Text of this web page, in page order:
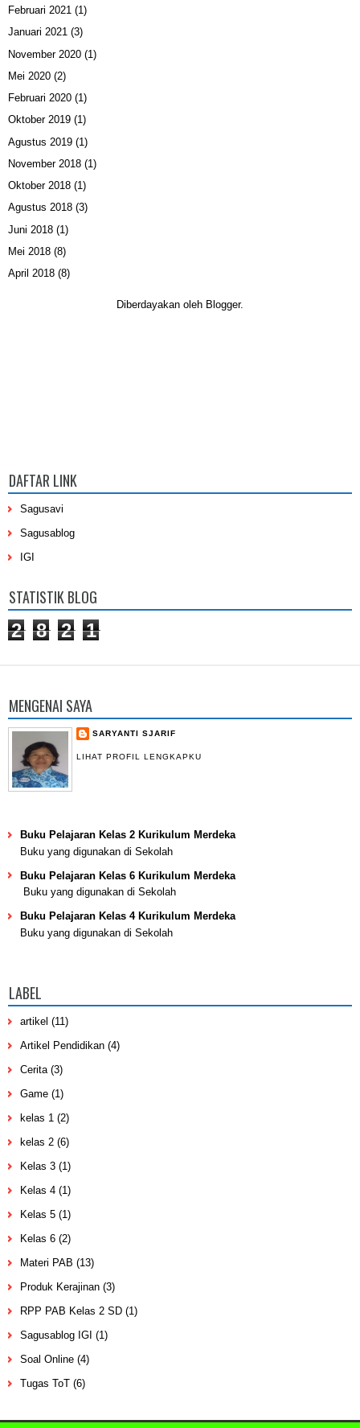
Februari 2021 (1)
Januari 2021 (3)
November 2020 (1)
Mei 2020 (2)
Februari 2020 (1)
Oktober 2019 (1)
Agustus 2019 (1)
November 2018 (1)
Oktober 2018 (1)
Agustus 2018 (3)
Juni 2018 (1)
Mei 2018 (8)
April 2018 (8)
Diberdayakan oleh Blogger.
DAFTAR LINK
Sagusavi
Sagusablog
IGI
STATISTIK BLOG
2 8 2 1
MENGENAI SAYA
SARYANTI SJARIF
LIHAT PROFIL LENGKAPKU
Buku Pelajaran Kelas 2 Kurikulum Merdeka
Buku yang digunakan di Sekolah
Buku Pelajaran Kelas 6 Kurikulum Merdeka
Buku yang digunakan di Sekolah
Buku Pelajaran Kelas 4 Kurikulum Merdeka
Buku yang digunakan di Sekolah
LABEL
artikel (11)
Artikel Pendidikan (4)
Cerita (3)
Game (1)
kelas 1 (2)
kelas 2 (6)
Kelas 3 (1)
Kelas 4 (1)
Kelas 5 (1)
Kelas 6 (2)
Materi PAB (13)
Produk Kerajinan (3)
RPP PAB Kelas 2 SD (1)
Sagusablog IGI (1)
Soal Online (4)
Tugas ToT (6)